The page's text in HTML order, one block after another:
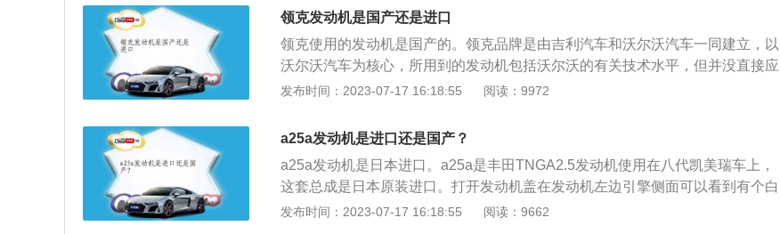
y车身和输出驱动匹配调整的限制，所以动力确实一般。HR16DE发动机是日产
为提高2004年及以后的竞争力，作为QG发动机的继承者而开发的新型高性能直
列四缸发动机。新开发的全铝合金发动机实现了驾驶性能、经济性能和环保性能
和谐统一的发展目标。通过部件的技术创新，可以减少摩擦，提高热效率，提高
动力输出。通过优化设计，使其所占空间和整体重量处于1600cc排量的顶级水
领克发动机是国产还是进口
领克使用的发动机是国产的。领克品牌是由吉利汽车和沃尔沃汽车一同建立，以
沃尔沃汽车为核心，所用到的发动机包括沃尔沃的有关技术水平，但并没直接应
用沃尔沃品牌的发动机，属于浙江省吉利控股集团，是吉利控股集团公司旗下的
吉利控股集，吉利汽车集团，沃尔沃汽车集团共同合资建立，主要是以沃尔沃汽
车为主导，使用吉利汽车和沃尔沃汽车共同研发的CMA平台所打造。领克汽车的
成立时间是2016年，在2016年的10月20日，领克品牌正式发布，发布地点是在
德国的柏林，旗下所生产的第一款车型是领克01，在2017年的11月28日正式上
市，上市一年时间内累计销量超10万，2018年3月26日发布第二款车型领克02。
发布时间：2023-07-17 16:18:55 阅读：9972
a25a发动机是进口还是国产？
a25a发动机是日本进口。a25a是丰田TNGA2.5发动机使用在八代凯美瑞车上，
这套总成是日本原装进口。打开发动机盖在发动机左边引擎侧面可以看到有个白
色标签写着made-in-japan,意思是产自日本。以下是一些其他内容介绍：种类：
发布时间：2023-07-17 16:18:55 阅读：9662